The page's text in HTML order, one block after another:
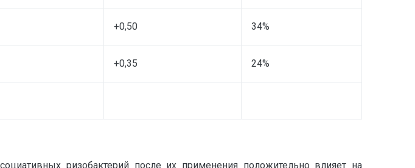
+0,50 34%
+0,35 24%
ризобактерий после их применения положительно влияет на